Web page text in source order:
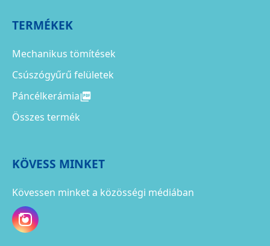
TERMÉKEK
Mechanikus tömítések
Csúszógyűrű felületek
Páncélkerámia
Összes termék
KÖVESS MINKET
Kövessen minket a közösségi médiában